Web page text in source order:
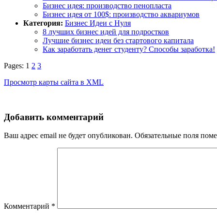
Бизнес идея: производство пенопласта
Бизнес идея от 100$: производство аквариумов
Категория: Бизнес Идеи с Нуля
8 лучших бизнес идей для подростков
Лучшие бизнес идеи без стартового капитала
Как заработать денег студенту? Способы заработка!
Pages: 1 2 3
Просмотр карты сайта в XML
Добавить комментарий
Ваш адрес email не будет опубликован. Обязательные поля
Комментарий *